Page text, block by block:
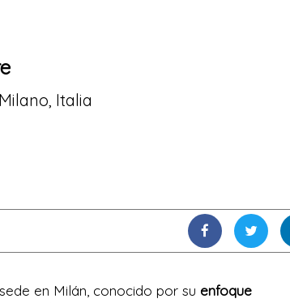
Italia
en Milán, conocido por su enfoque